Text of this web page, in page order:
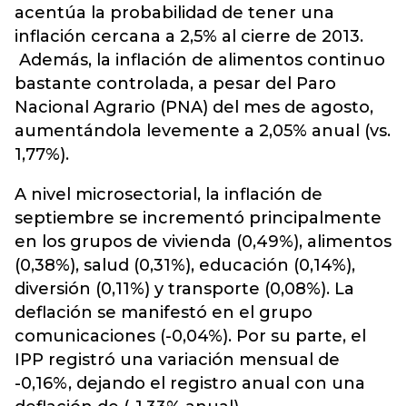
acentúa la probabilidad de tener una
inflación cercana a 2,5% al cierre de 2013.
Además, la inflación de alimentos continuo
bastante controlada, a pesar del Paro
Nacional Agrario (PNA) del mes de agosto,
aumentándola levemente a 2,05% anual (vs.
1,77%).
A nivel microsectorial, la inflación de
septiembre se incrementó principalmente
en los grupos de vivienda (0,49%), alimentos
(0,38%), salud (0,31%), educación (0,14%),
diversión (0,11%) y transporte (0,08%). La
deflación se manifestó en el grupo
comunicaciones (-0,04%). Por su parte, el
IPP registró una variación mensual de
-0,16%, dejando el registro anual con una